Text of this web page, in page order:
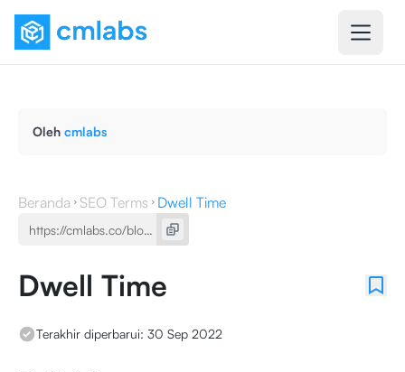
Oleh cmlabs
Beranda SEO Terms Dwell Time
Dwell Time
Terakhir diperbarui: 30 Sep 2022